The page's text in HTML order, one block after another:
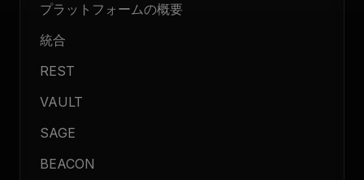
プラットフォームの概要
統合
REST
VAULT
SAGE
BEACON